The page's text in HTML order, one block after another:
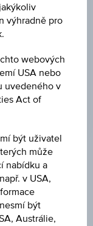
výhradně pro
webových
USA nebo
uvedeného v
Act of
být uživatel
může
nabídku a
v USA,
být
Austrálie,